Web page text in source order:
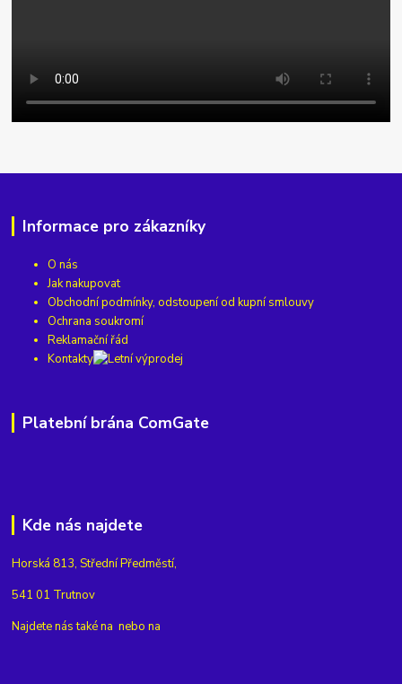
Informace pro zákazníky
O nás
Jak nakupovat
Obchodní podmínky, odstoupení od kupní smlouvy
Ochrana soukromí
Reklamační řád
Kontakty
Platební brána ComGate
Kde nás najdete
Horská 813, Střední Předměstí,
541 01 Trutnov
Najdete nás také na nebo na